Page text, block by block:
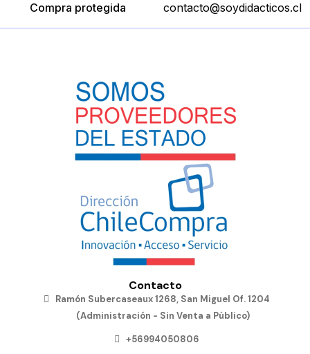
Compra protegida contacto@soydidacticos.cl
Contacto
Ramón Subercaseaux 1268, San Miguel Of. 1204
(Administración - Sin Venta a Público)
+56994050806